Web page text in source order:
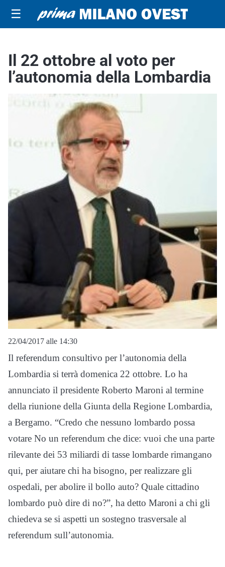
☰
Il 22 ottobre al voto per
l’autonomia della Lombardia
22/04/2017 alle 14:30
Il referendum consultivo per l’autonomia della
Lombardia si terrà domenica 22 ottobre. Lo ha
annunciato il presidente Roberto Maroni al termine
della riunione della Giunta della Regione Lombardia,
a Bergamo. “Credo che nessuno lombardo possa
votare No un referendum che dice: vuoi che una parte
rilevante dei 53 miliardi di tasse lombarde rimangano
qui, per aiutare chi ha bisogno, per realizzare gli
ospedali, per abolire il bollo auto? Quale cittadino
lombardo può dire di no?”, ha detto Maroni a chi gli
chiedeva se si aspetti un sostegno trasversale al
referendum sull’autonomia.